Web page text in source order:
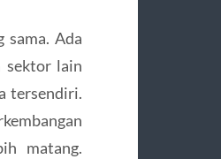
sama. Ada
sektor lain
tersendiri.
matang.